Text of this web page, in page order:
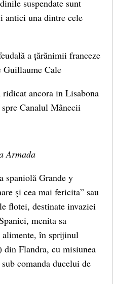
suspendate sunt
antici una dintre cele
a țărănimii franceze
Guillaume Cale
ridicat ancora in Lisabona
Canalul Mânecii
Armada
Grande y
şi cea mai fericita” sau
flotei, destinate invaziei
menita sa
în sprijinul
din Flandra, cu misiunea
comanda ducelui de